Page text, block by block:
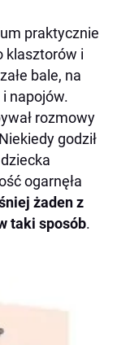
praktycznie
klasztorów i
bale, na
i napojów.
rozmowy
godził
ogarnęła
żaden z
taki sposób.